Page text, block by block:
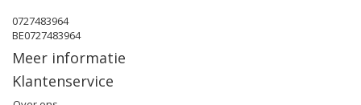
0727483964
BE0727483964
Meer informatie
Klantenservice